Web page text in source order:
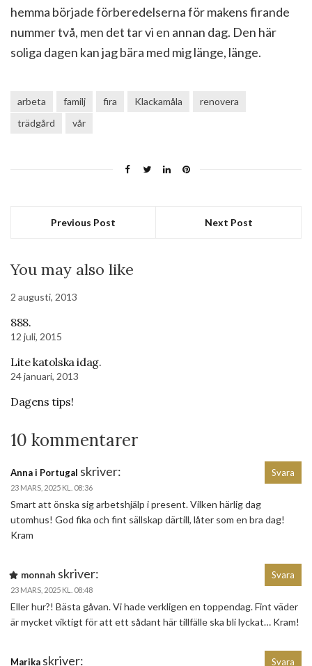
hemma började förberedelserna för makens firande
nummer två, men det tar vi en annan dag. Den här
soliga dagen kan jag bära med mig länge, länge.
arbeta familj fira Klackamåla
renovera
trädgård
vår
Previous Post Next Post
You may also like
2 augusti, 2013
888.
12 juli, 2015
Lite katolska idag.
24 januari, 2013
Dagens tips!
10 kommentarer
Anna i Portugal skriver:
23 MARS, 2025 KL. 08:36
Smart att önska sig arbetshjälp i present. Vilken härlig dag
utomhus! God fika och fint sällskap därtill, låter som en bra dag!
Kram
Svara
monnah skriver:
23 MARS, 2025 KL. 08:48
Eller hur?! Bästa gåvan. Vi hade verkligen en toppendag. Fint väder
är mycket viktigt för att ett sådant här tillfälle ska bli lyckat… Kram!
Svara
Marika skriver: Svara